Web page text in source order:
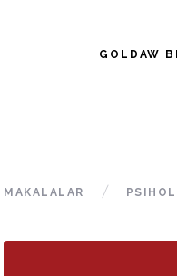
GOLDAW
MAKALALAR